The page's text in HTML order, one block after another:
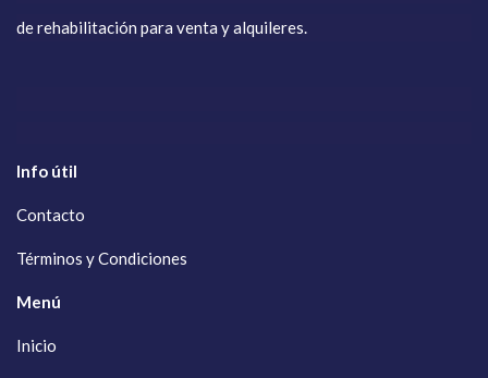
de rehabilitación para venta y alquileres.
Info útil
Contacto
Términos y Condiciones
Menú
Inicio